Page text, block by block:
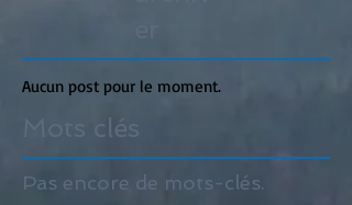
Aucun post pour le moment.
Mots clés
Pas encore de mots-clés.